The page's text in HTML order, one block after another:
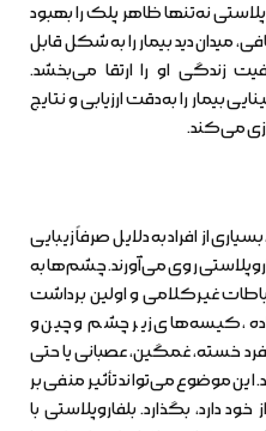
نه‌تنها ظاهر پلک را بهبود
میدان دید بیمار را به شکل قابل
او را ارتقا می‌بخشد.
بیمار را به‌دقت ارزیابی و نتایج
می‌کند.
از افراد به دلایل صرفاً زیبایی
روی می‌آورند. چشم‌ها به
غیرکلامی و اولین برداشت
کیسه‌های زیر چشم و چین و
خسته، غمگین، عصبانی یا حتی
موضوع می‌تواند تأثیر منفی بر
دارد، بگذارد. بلفاروپلاستی با